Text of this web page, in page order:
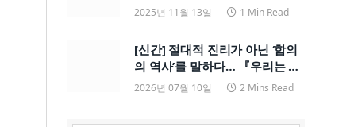
2025년 11월 13일 1 Min Read
[신간] 절대적 진리가 아닌 ‘합의
의 역사’를 말하다… 『우리는 어
쩌다 과학을 믿게 되었을까?』
2026년 07월 10일 2 Mins Read